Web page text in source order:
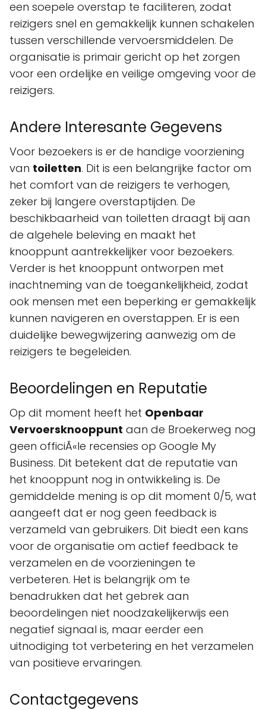
een soepele overstap te faciliteren, zodat
reizigers snel en gemakkelijk kunnen schakelen
tussen verschillende vervoersmiddelen. De
organisatie is primair gericht op het zorgen
voor een ordelijke en veilige omgeving voor de
reizigers.
Andere Interesante Gegevens
Voor bezoekers is er de handige voorziening
van toiletten. Dit is een belangrijke factor om
het comfort van de reizigers te verhogen,
zeker bij langere overstaptijden. De
beschikbaarheid van toiletten draagt bij aan
de algehele beleving en maakt het
knooppunt aantrekkelijker voor bezoekers.
Verder is het knooppunt ontworpen met
inachtneming van de toegankelijkheid, zodat
ook mensen met een beperking er gemakkelijk
kunnen navigeren en overstappen. Er is een
duidelijke bewegwijzering aanwezig om de
reizigers te begeleiden.
Beoordelingen en Reputatie
Op dit moment heeft het Openbaar
Vervoersknooppunt aan de Broekerweg nog
geen officiÃ«le recensies op Google My
Business. Dit betekent dat de reputatie van
het knooppunt nog in ontwikkeling is. De
gemiddelde mening is op dit moment 0/5, wat
aangeeft dat er nog geen feedback is
verzameld van gebruikers. Dit biedt een kans
voor de organisatie om actief feedback te
verzamelen en de voorzieningen te
verbeteren. Het is belangrijk om te
benadrukken dat het gebrek aan
beoordelingen niet noodzakelijkerwijs een
negatief signaal is, maar eerder een
uitnodiging tot verbetering en het verzamelen
van positieve ervaringen.
Contactgegevens